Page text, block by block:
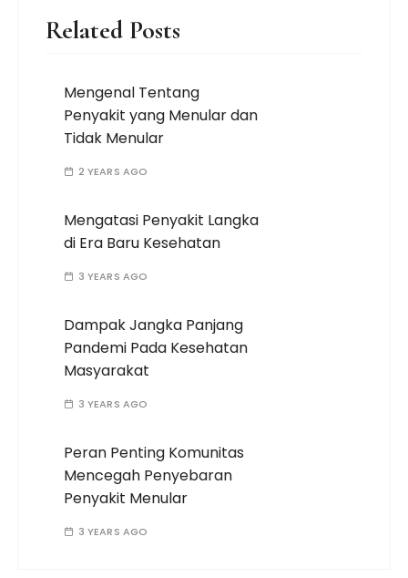
Related Posts
Mengenal Tentang
Penyakit yang Menular dan
Tidak Menular
2 YEARS AGO
Mengatasi Penyakit Langka
di Era Baru Kesehatan
3 YEARS AGO
Dampak Jangka Panjang
Pandemi Pada Kesehatan
Masyarakat
3 YEARS AGO
Peran Penting Komunitas
Mencegah Penyebaran
Penyakit Menular
3 YEARS AGO